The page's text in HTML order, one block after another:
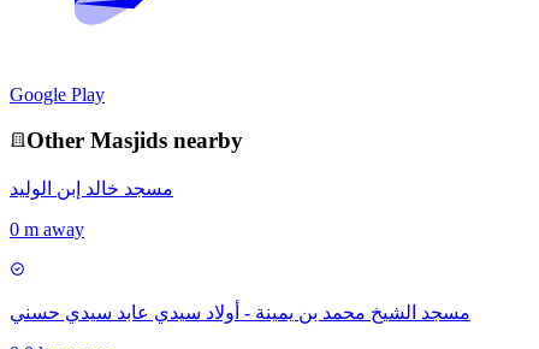
Google Play
Other Masjids nearby
مسجد خالد إبن الوليد
0 m away
مسجد الشيخ محمد بن يمينة - أولاد سيدي عابد سيدي حسني